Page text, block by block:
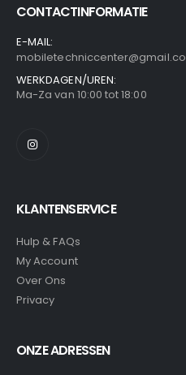
CONTACTINFORMATIE
E-MAIL:
WERKDAGEN/UREN:
Ma-Za van 10:00 tot 18:00
KLANTENSERVICE
Hulp & FAQs
My Account
Over Ons
Privacy
ONZE ADRESSEN